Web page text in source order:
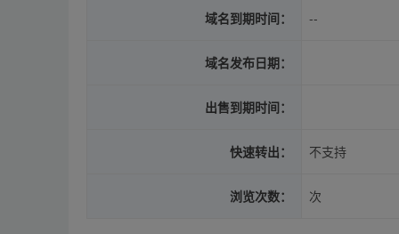
域名到期时间： --
域名发布日期：
出售到期时间：
快速转出： 不支持
浏览次数： 次